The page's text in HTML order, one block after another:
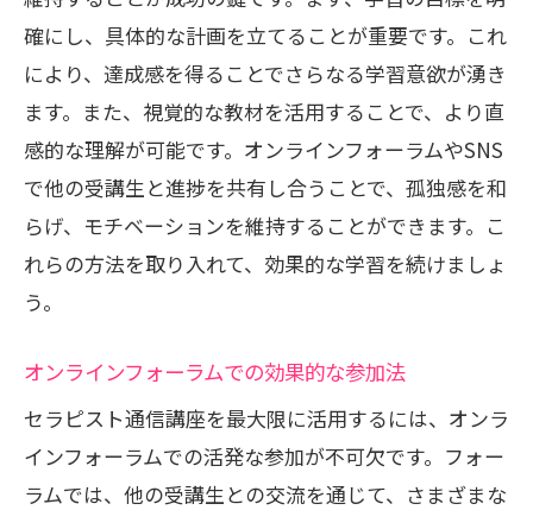
学習の継続を支えるメンタルケア方法
オンラインコミュニティでの情報共有の
重要性
自身の成長を実感するための記録法
次のステップを見据えた学習計画の立て
方
セラピスト通信講座で学んだことの実践
長期的な目標達成に向けたステップバイ
ステップガイド
セラピスト通信講座は忙しい人の理想的な学
び方
確にし、具体的な計画を立てることが重要です。これ
により、達成感を得ることでさらなる学習意欲が湧き
ます。また、視覚的な教材を活用することで、より直
感的な理解が可能です。オンラインフォーラムやSNS
で他の受講生と進捗を共有し合うことで、孤独感を和
らげ、モチベーションを維持することができます。こ
れらの方法を取り入れて、効果的な学習を続けましょ
う。
オンラインフォーラムでの効果的な参加法
セラピスト通信講座を最大限に活用するには、オンラ
インフォーラムでの活発な参加が不可欠です。フォー
ラムでは、他の受講生との交流を通じて、さまざまな